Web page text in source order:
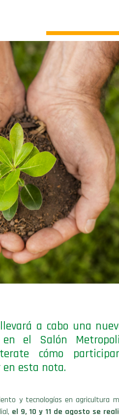
a cabo una
en el Salón
cómo
esta nota.
y tecnologías en agricultura
el 9, 10 y 11 de agosto se